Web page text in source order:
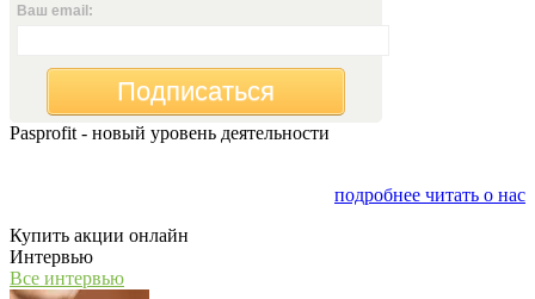
Ваш email:
Подписаться
Pasprofit - новый уровень деятельности
подробнее читать о нас
Купить акции онлайн
Интервью
Все интервью